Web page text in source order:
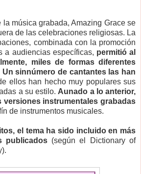
música grabada, Amazing Grace se
de las celebraciones religiosas. La
combinada con la promoción
a audiencias específicas, permitió al
miles de formas diferentes
Un sinnúmero de cantantes las han
ellos han hecho muy populares sus
a su estilo. Aunado a lo anterior,
versiones instrumentales grabadas
de instrumentos musicales.
el tema ha sido incluido en más
publicados(según el Dictionary of